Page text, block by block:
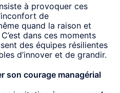
à provoquer ces
de
quand la raison et
dans ces moments
des équipes résilientes
d’innover et de grandir.
son courage managérial